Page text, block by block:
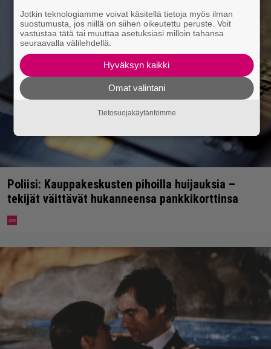
Poliisi: Kauppakeskusten pihoilla huijauksia –
tekijät väittävät hukanneensa pankkikorttinsa
Jotkin teknologiamme voivat käsitellä tietoja myös ilman
suostumusta, jos niillä on siihen oikeutettu peruste. Voit
vastustaa tätä tai muuttaa asetuksiasi milloin tahansa
seuraavalla välilehdellä.
Hyväksyn kaikki
Omat valintani
Tietosuojakäytäntömme